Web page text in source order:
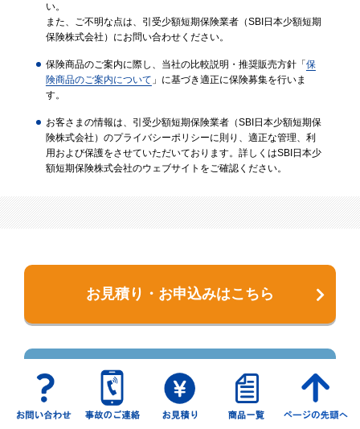
い。
また、ご不明な点は、引受少額短期保険業者（SBI日本少額短期
保険株式会社）にお問い合わせください。
保険商品のご案内に際し、当社の比較説明・推奨販売方針「 保
険商品のご案内について 」に基づき適正に保険募集を行いま
す。
お客さまの情報は、引受少額短期保険業者（SBI日本少額短期保
険株式会社）のプライバシーポリシーに則り、適正な管理、利
用および保護をさせていただいております。詳しくはSBI日本少
額短期保険株式会社のウェブサイトをご確認ください。
お見積り・お申込みはこちら
お問い合わせフォーム